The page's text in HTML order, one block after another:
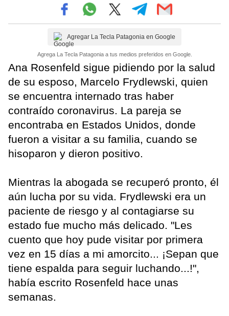
Agregar La Tecla Patagonia en Google
Agrega La Tecla Patagonia a tus medios preferidos en Google.
Ana Rosenfeld sigue pidiendo por la salud
de su esposo, Marcelo Frydlewski, quien
se encuentra internado tras haber
contraído coronavirus. La pareja se
encontraba en Estados Unidos, donde
fueron a visitar a su familia, cuando se
hisoparon y dieron positivo.
Mientras la abogada se recuperó pronto, él
aún lucha por su vida. Frydlewski era un
paciente de riesgo y al contagiarse su
estado fue mucho más delicado. "Les
cuento que hoy pude visitar por primera
vez en 15 días a mi amorcito... ¡Sepan que
tiene espalda para seguir luchando...!",
había escrito Rosenfeld hace unas
semanas.